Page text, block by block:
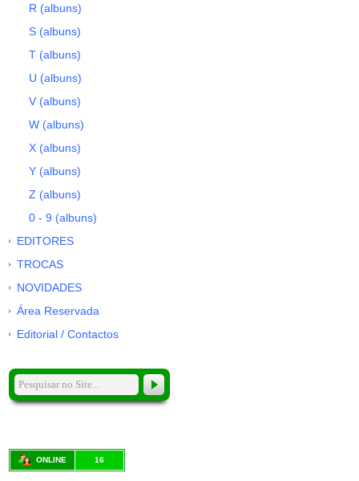
R (albuns)
S (albuns)
T (albuns)
U (albuns)
V (albuns)
W (albuns)
X (albuns)
Y (albuns)
Z (albuns)
0 - 9 (albuns)
EDITORES
TROCAS
NOVIDADES
Área Reservada
Editorial / Contactos
ONLINE 16